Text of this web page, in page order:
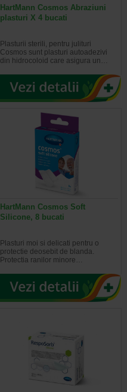
HartMann Cosmos Abraziuni
plasturi X 4 bucati
Plasturii sterili, pentru julituri
Cosmos sunt plasturi autoadezivi
din hidrocoloid care asigura un…
HartMann Cosmos Soft
Silicone, 8 bucati
Plasturi moi si delicati pentru o
protectie deosebit de blanda.
Protectia ranilor minore…